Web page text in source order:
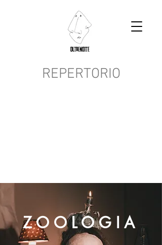
REPERTORIO
ZOOLOGIA